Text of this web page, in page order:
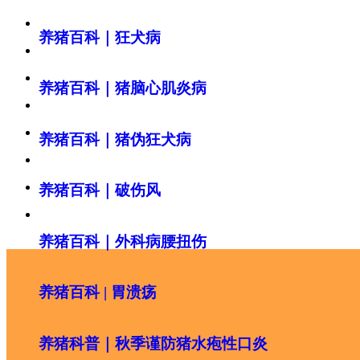
养猪百科｜狂犬病
养猪百科｜猪脑心肌炎病
养猪百科｜猪伪狂犬病
养猪百科｜破伤风
养猪百科｜外科病腰扭伤
养猪百科 | 胃溃疡
养猪科普｜秋季谨防猪水疱性口炎